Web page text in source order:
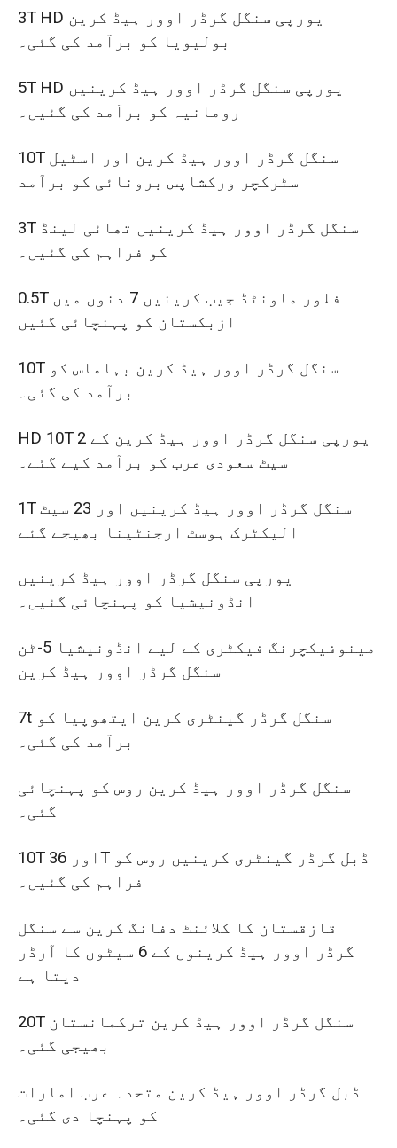
3T HD یورپی سنگل گرڈر اوور ہیڈ کرین
بولیویا کو برآمد کی گئی۔
5T HD یورپی سنگل گرڈر اوور ہیڈ کرینیں
رومانیہ کو برآمد کی گئیں۔
10T سنگل گرڈر اوور ہیڈ کرین اور اسٹیل
سٹرکچر ورکشاپس برونائی کو برآمد
3T سنگل گرڈر اوور ہیڈ کرینیں تھائی لینڈ
کو فراہم کی گئیں۔
0.5T فلور ماونٹڈ جیب کرینیں 7 دنوں میں
ازبکستان کو پہنچائی گئیں
10T سنگل گرڈر اوور ہیڈ کرین بہاماس کو
برآمد کی گئی۔
HD 10T یورپی سنگل گرڈر اوور ہیڈ کرین کے 2
سیٹ سعودی عرب کو برآمد کیے گئے۔
1T سنگل گرڈر اوور ہیڈ کرینیں اور 23 سیٹ
الیکٹرک ہوسٹ ارجنٹینا بھیجے گئے
یورپی سنگل گرڈر اوور ہیڈ کرینیں
انڈونیشیا کو پہنچائی گئیں۔
مینوفیکچرنگ فیکٹری کے لیے انڈونیشیا 5-ٹن
سنگل گرڈر اوور ہیڈ کرین
7t سنگل گرڈر گینٹری کرین ایتھوپیا کو
برآمد کی گئی۔
سنگل گرڈر اوور ہیڈ کرین روس کو پہنچائی
گئی۔
10T اور 36T ڈبل گرڈر گینٹری کرینیں روس کو
فراہم کی گئیں۔
قازقستان کا کلائنٹ دفانگ کرین سے سنگل
گرڈر اوور ہیڈ کرینوں کے 6 سیٹوں کا آرڈر
دیتا ہے
20T سنگل گرڈر اوور ہیڈ کرین ترکمانستان
بھیجی گئی۔
ڈبل گرڈر اوور ہیڈ کرین متحدہ عرب امارات
کو پہنچا دی گئی۔